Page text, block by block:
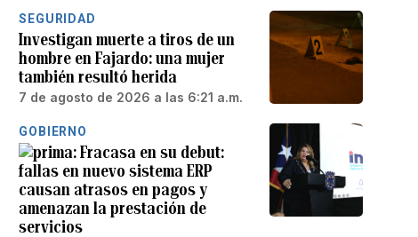
SEGURIDAD
Investigan muerte a tiros de un
hombre en Fajardo: una mujer
también resultó herida
7 de agosto de 2026 a las 6:21 a.m.
GOBIERNO
Fracasa en su debut:
fallas en nuevo sistema ERP
causan atrasos en pagos y
amenazan la prestación de
servicios